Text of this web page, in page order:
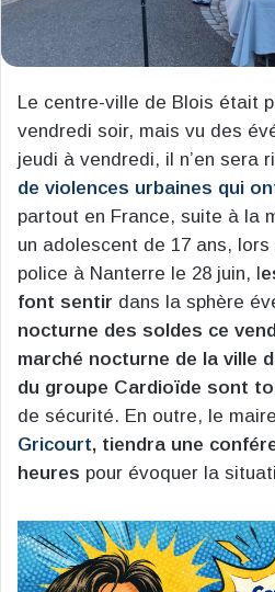
Le centre-ville de Blois était
vendredi soir, mais vu des
jeudi à vendredi, il n’en sera
de violences urbaines qui
partout en France, suite à la
un adolescent de 17 ans, lors
police à Nanterre le 28 juin, l
font sentir dans la sphère
nocturne des soldes ce
marché nocturne de la ville
du groupe Cardioïde sont
de sécurité. En outre, le
Gricourt, tiendra une
heures pour évoquer la